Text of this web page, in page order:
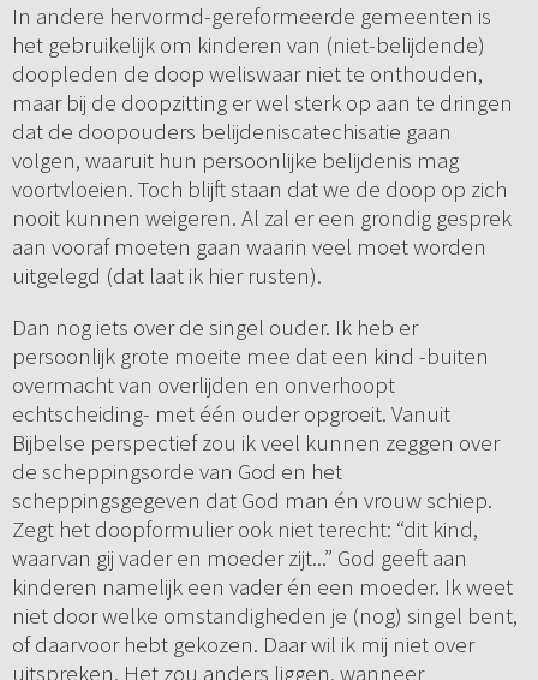
In andere hervormd-gereformeerde gemeenten is
het gebruikelijk om kinderen van (niet-belijdende)
doopleden de doop weliswaar niet te onthouden,
maar bij de doopzitting er wel sterk op aan te dringen
dat de doopouders belijdeniscatechisatie gaan
volgen, waaruit hun persoonlijke belijdenis mag
voortvloeien. Toch blijft staan dat we de doop op zich
nooit kunnen weigeren. Al zal er een grondig gesprek
aan vooraf moeten gaan waarin veel moet worden
uitgelegd (dat laat ik hier rusten).
Dan nog iets over de singel ouder. Ik heb er
persoonlijk grote moeite mee dat een kind -buiten
overmacht van overlijden en onverhoopt
echtscheiding- met één ouder opgroeit. Vanuit
Bijbelse perspectief zou ik veel kunnen zeggen over
de scheppingsorde van God en het
scheppingsgegeven dat God man én vrouw schiep.
Zegt het doopformulier ook niet terecht: “dit kind,
waarvan gij vader en moeder zijt...” God geeft aan
kinderen namelijk een vader én een moeder. Ik weet
niet door welke omstandigheden je (nog) singel bent,
of daarvoor hebt gekozen. Daar wil ik mij niet over
uitspreken. Het zou anders liggen, wanneer